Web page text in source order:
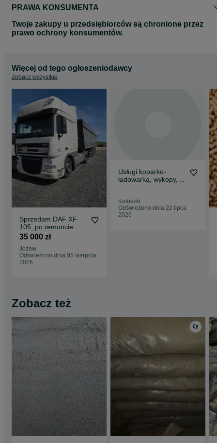
tonowych big bagach oraz prowadzimy sprzedaż hurtową własnym
PRAWA KONSUMENTA
Twoje zakupy u przedsiębiorców są chronione przez
prawo ochrony konsumentów.
Więcej od tego ogłoszeniodawcy
Zobacz wszystkie
Sprzedam DAF XF
105, po remoncie
AdBlue
35 000 zł
Jeżów
Odświeżono dnia 05 sierpnia
2026
Usługi koparko-
ładowarką, wykopy,
Koluszki
Odświeżono dnia 22 lipca
2026
Zobacz też